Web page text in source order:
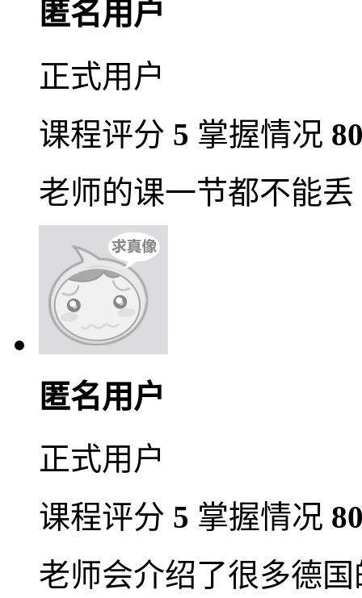
匿名用户
正式用户
课程评分 5 掌握情况
老师的课一节都不能丢
匿名用户
正式用户
课程评分 5 掌握情况
老师会介绍了很多德